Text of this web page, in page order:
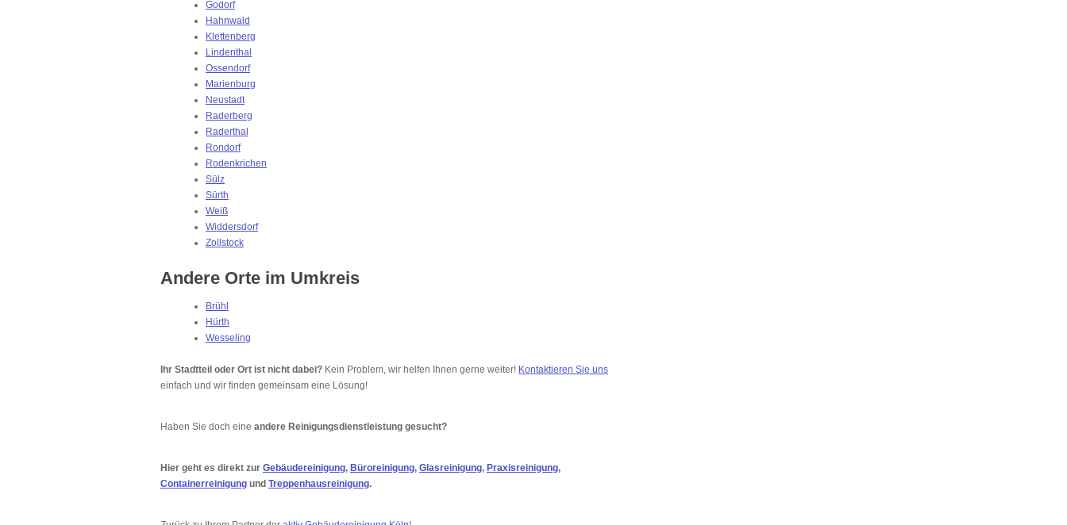
Godorf
Hahnwald
Klettenberg
Lindenthal
Ossendorf
Marienburg
Neustadt
Raderberg
Raderthal
Rondorf
Rodenkrichen
Sülz
Sürth
Weiß
Widdersdorf
Zollstock
Andere Orte im Umkreis
Brühl
Hürth
Wesseling
Ihr Stadtteil oder Ort ist nicht dabei? Kein Problem, wir helfen Ihnen gerne weiter! Kontaktieren Sie uns
einfach und wir finden gemeinsam eine Lösung!
Haben Sie doch eine andere Reinigungsdienstleistung gesucht?
Hier geht es direkt zur Gebäudereinigung, Büroreinigung, Glasreinigung, Praxisreinigung,
Containerreinigung und Treppenhausreinigung.